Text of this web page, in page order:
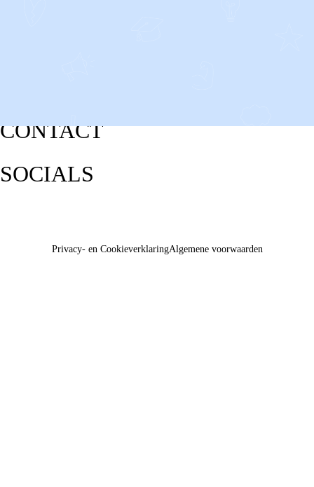
CONTACT
SOCIALS
Privacy- en CookieverklaringAlgemene voorwaarden